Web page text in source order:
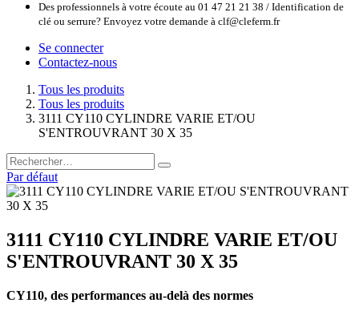
Des professionnels à votre écoute au 01 47 21 21 38 / Identification de
clé ou serrure? Envoyez votre demande à clf@cleferm.fr
Se connecter
Contactez-nous
Tous les produits
Tous les produits
3111 CY110 CYLINDRE VARIE ET/OU
S'ENTROUVRANT 30 X 35
Par défaut
3111 CY110 CYLINDRE VARIE ET/OU
S'ENTROUVRANT 30 X 35
CY110, des performances au-delà des normes